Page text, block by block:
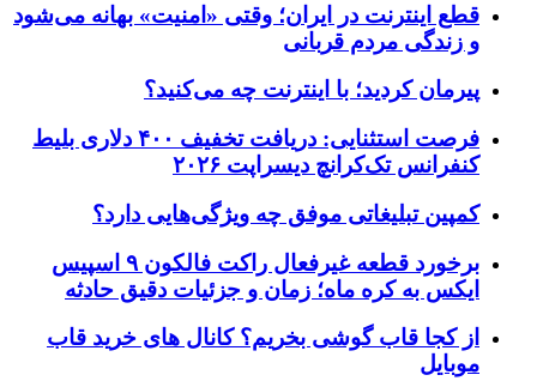
قطع اینترنت در ایران؛ وقتی «امنیت» بهانه می‌شود
و زندگی مردم قربانی
پیرمان کردید؛ با اینترنت چه می‌کنید؟
فرصت استثنایی: دریافت تخفیف ۴۰۰ دلاری بلیط
کنفرانس تک‌کرانچ دیسراپت ۲۰۲۶
کمپین تبلیغاتی موفق چه ویژگی‌هایی دارد؟
برخورد قطعه غیرفعال راکت فالکون ۹ اسپیس
ایکس به کره ماه؛ زمان و جزئیات دقیق حادثه
از کجا قاب گوشی بخریم؟ کانال های خرید قاب
موبایل